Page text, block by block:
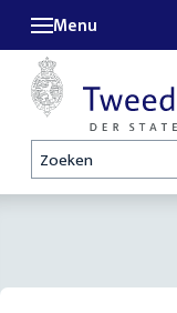
Zoeken
Menu